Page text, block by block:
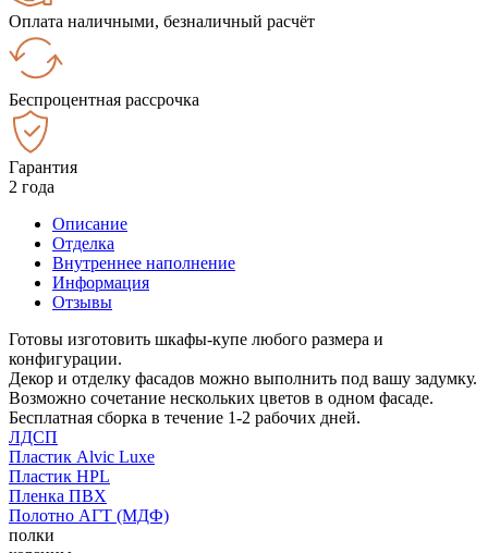
Оплата наличными, безналичный расчёт
Беспроцентная рассрочка
Гарантия
2 года
Описание
Отделка
Внутреннее наполнение
Информация
Отзывы
Готовы изготовить шкафы-купе любого размера и
конфигурации.
Декор и отделку фасадов можно выполнить под вашу задумку.
Возможно сочетание нескольких цветов в одном фасаде.
Бесплатная сборка в течение 1-2 рабочих дней.
ЛДСП
Пластик Alvic Luxe
Пластик HPL
Пленка ПВХ
Полотно АГТ (МДФ)
полки